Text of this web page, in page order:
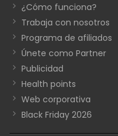
¿Cómo funciona?
Trabaja con nosotros
Programa de afiliados
Únete como Partner
Publicidad
Health points
Web corporativa
Black Friday 2026